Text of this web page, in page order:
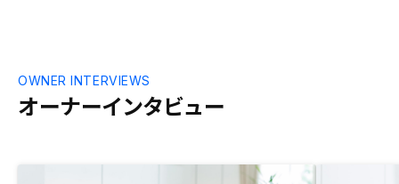
オーナーインタビュー
OWNER INTERVIEWS